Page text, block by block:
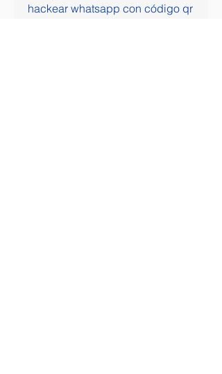
hackear whatsapp con código qr